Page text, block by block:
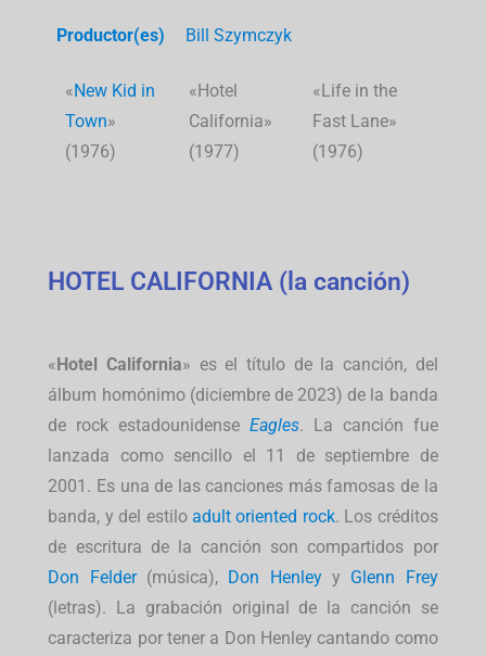
Productor(es) Bill Szymczyk
«New Kid in
Town»
(1976)
«Hotel
California»
(1977)
«Life in the
Fast Lane»
(1976)
HOTEL CALIFORNIA (la canción)
«Hotel California» es el título de la canción, del
álbum homónimo (diciembre de 2023) de la banda
de rock estadounidense Eagles. La canción fue
lanzada como sencillo el 11 de septiembre de
2001. Es una de las canciones más famosas de la
banda, y del estilo adult oriented rock. Los créditos
de escritura de la canción son compartidos por
Don Felder(música), Don Henleyy Glenn Frey
(letras). La grabación original de la canción se
caracteriza por tener a Don Henley cantando como